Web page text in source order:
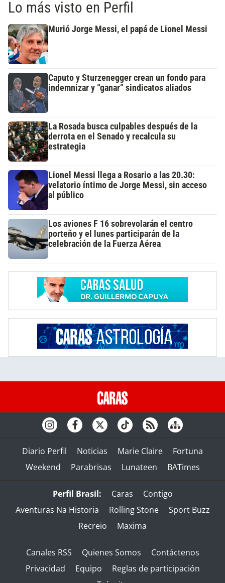
Lo más visto en Perfil
Murió Jorge Messi, el papá de Lionel Messi
Caputo y Sturzenegger crean un fondo para
indemnizar y “ganar” sindicatos aliados
La Rosada busca culpables después de la
derrota en el Senado y recalcula su
estrategia
Lionel Messi llega a Rosario a las 20.30:
velatorio íntimo de Jorge Messi, sin acceso
al público
Los aviones F 16 sobrevolarán el centro
porteño y el lunes participarán de la
celebración de la Fuerza Aérea
Diario Perfil Noticias Marie Claire
Fortuna
Weekend
Parabrisas Lunateen BATimes
Perfil Brasil: Caras
Contigo
Aventuras Na Historia
Rolling Stone
Sport Buzz
Recreio
Maxima
Canales RSS Quienes Somos
Contáctenos
Privacidad
Equipo
Reglas de participación